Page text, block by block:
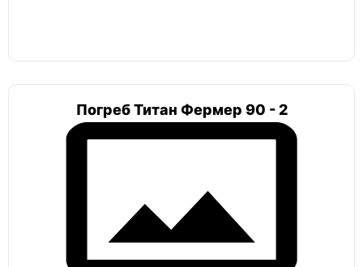
Погреб Титан Фермер 90 - 2